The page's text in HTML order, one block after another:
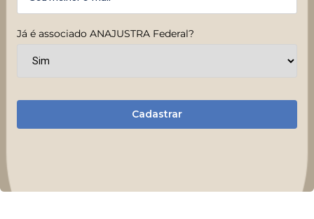
Já é associado ANAJUSTRA Federal?
Cadastrar